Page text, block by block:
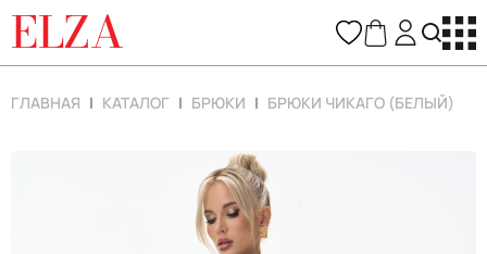
ELZA
ГЛАВНАЯ КАТАЛОГ БРЮКИ БРЮКИ ЧИКАГО (БЕЛЫЙ)